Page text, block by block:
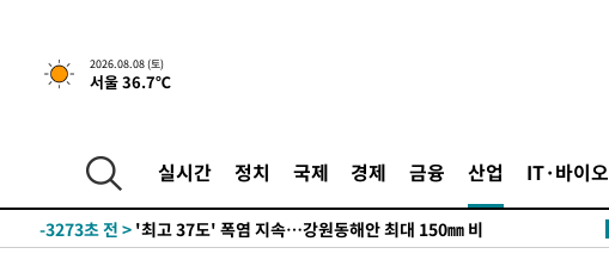
2026.08.08 (토)
서울 36.7℃
실시간 정치 국제 경제 금융 산업 IT·바이오
-23514초 전 >남자 농구, 나고야 아시안게임서 '홈팀' 일본과 한일전
-22890초 전 >여수 오동도 해상서 모터보트 전복…1명 사망·1명 실종
주 날씨]
-16135초 전 >
축구협회 "압수수색·성접대 논란 사과…쇄신의 기회로 삼겠다"
-14652초 전 >
송"
-3273초 전 > '최고 37도' 폭염 지속…강원동해안 최대 150㎜ 비